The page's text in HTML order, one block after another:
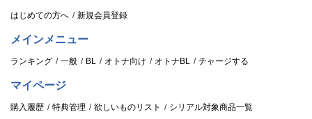
はじめての方へ 新規会員登録
メインメニュー
ランキング 一般 BL オトナ向け オトナBL チャージする
マイページ
購入履歴 特典管理 欲しいものリスト シリアル対象商品一覧